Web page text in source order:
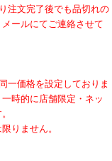
注文完了後でも品切れの
ールにてご連絡させて
一価格を設定しておりま
時的に店舗限定・ネッ
りません。